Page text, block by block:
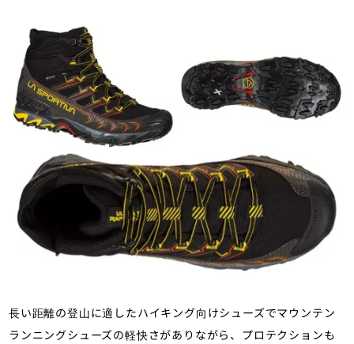
長い距離の登山に適したハイキング向けシューズでマウンテン
ランニングシューズの軽快さがありながら、プロテクションも